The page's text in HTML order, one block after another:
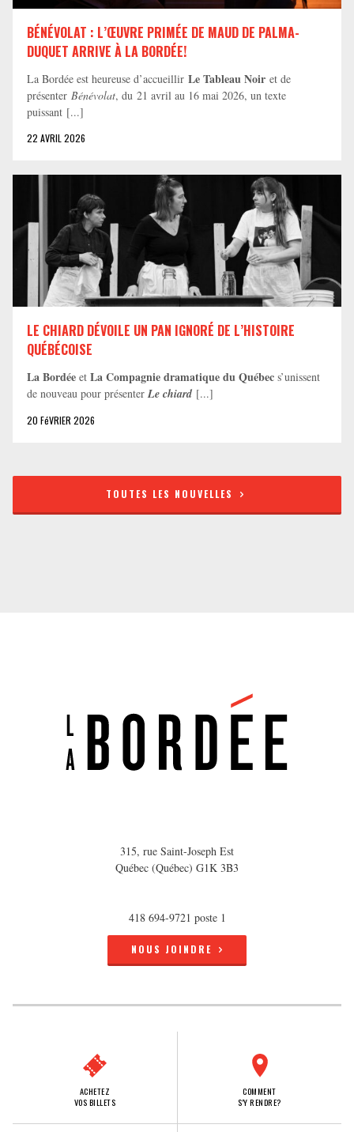
BÉNÉVOLAT : L’ŒUVRE PRIMÉE DE MAUD DE PALMA-
DUQUET ARRIVE À LA BORDÉE!
La Bordée est heureuse d’accueillir Le Tableau Noir et de
présenter Bénévolat, du 21 avril au 16 mai 2026, un texte
puissant [...]
22 AVRIL 2026
LE CHIARD DÉVOILE UN PAN IGNORÉ DE L’HISTOIRE
QUÉBÉCOISE
La Bordée et La Compagnie dramatique du Québec s’unissent
de nouveau pour présenter Le chiard [...]
20 FéVRIER 2026
TOUTES LES NOUVELLES
315, rue Saint-Joseph Est
Québec (Québec) G1K 3B3
418 694-9721 poste 1
NOUS JOINDRE
ACHETEZ
VOS BILLETS
COMMENT
S'Y RENDRE?